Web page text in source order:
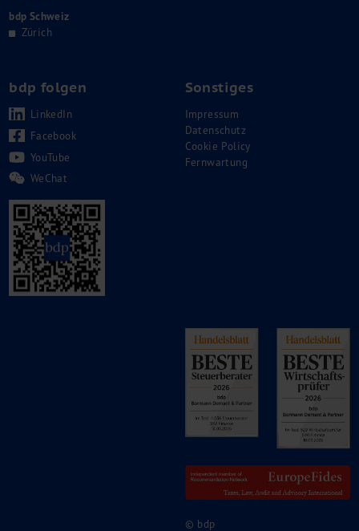
bdp Schweiz
Zürich
bdp folgen
LinkedIn
Facebook
YouTube
WeChat
Sonstiges
Impressum
Datenschutz
Cookie Policy
Fernwartung
© bdp